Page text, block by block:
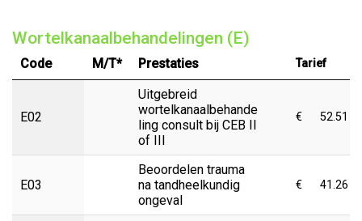
Wortelkanaalbehandelingen (E)
Code M/T* Prestaties Tarief
E02
Uitgebreid
wortelkanaalbehande
ling consult bij CEB II
of III
€ 52.51
E03
Beoordelen trauma
na tandheelkundig
ongeval
€ 41.26